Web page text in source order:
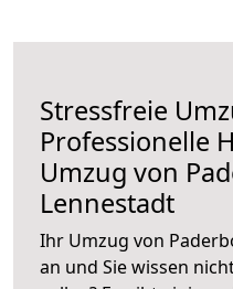
Stressfreie
Professionelle
Umzug von
Lennestadt
Ihr Umzug von
an und Sie wissen